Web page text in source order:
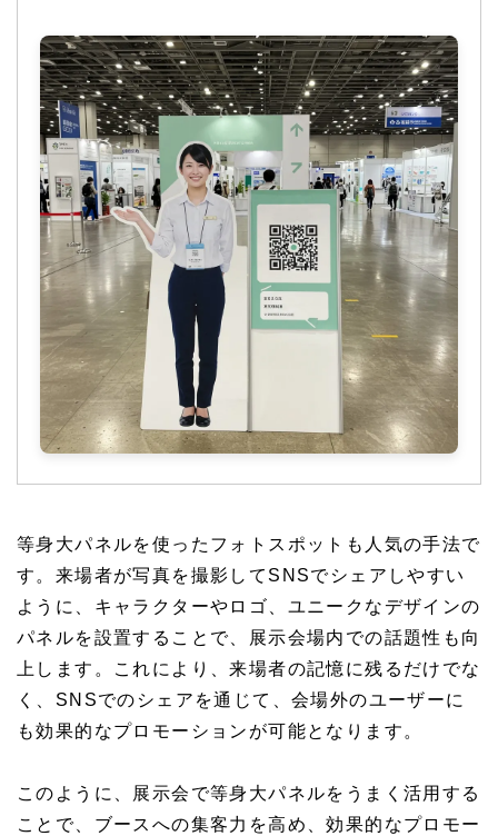
等身大パネルを使ったフォトスポットも人気の手法で
す。来場者が写真を撮影してSNSでシェアしやすい
ように、キャラクターやロゴ、ユニークなデザインの
パネルを設置することで、展示会場内での話題性も向
上します。これにより、来場者の記憶に残るだけでな
く、SNSでのシェアを通じて、会場外のユーザーに
も効果的なプロモーションが可能となります。
このように、展示会で等身大パネルをうまく活用する
ことで、ブースへの集客力を高め、効果的なプロモー